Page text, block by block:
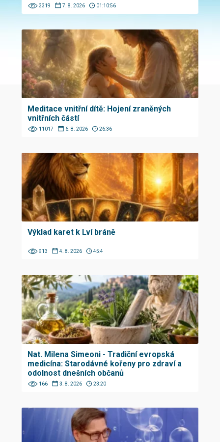
3319 7. 8. 2026 01:10:56
Meditace vnitřní dítě: Hojení zraněných
vnitřních částí
11017 6. 8. 2026 26:36
Výklad karet k Lví bráně
913 4. 8. 2026 45:4
Nat. Milena Simeoni - Tradiční evropská
medicína: Starodávné kořeny pro zdraví a
odolnost dnešních občanů
166 3. 8. 2026 23:20